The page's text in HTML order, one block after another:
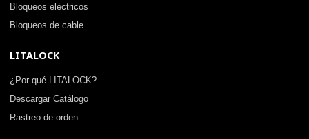
Bloqueos eléctricos
Bloqueos de cable
LITALOCK
¿Por qué LITALOCK?
Descargar Catálogo
Rastreo de orden